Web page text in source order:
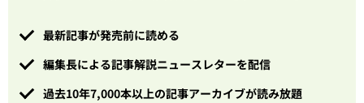
最新記事が発売前に読める
編集長による記事解説ニュースレターを配信
過去10年7,000本以上の記事アーカイブが読み放題